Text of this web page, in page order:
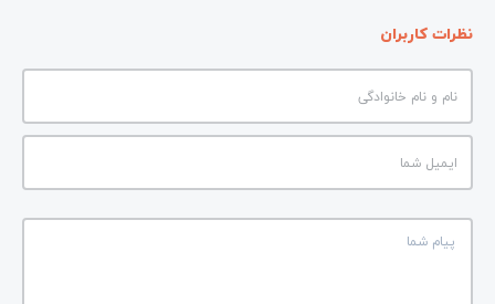
نظرات کاربران